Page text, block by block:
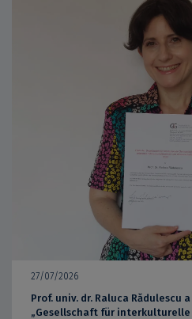
27/07/2026
Prof. univ. dr. Raluca Rădulescu
„Gesellschaft für